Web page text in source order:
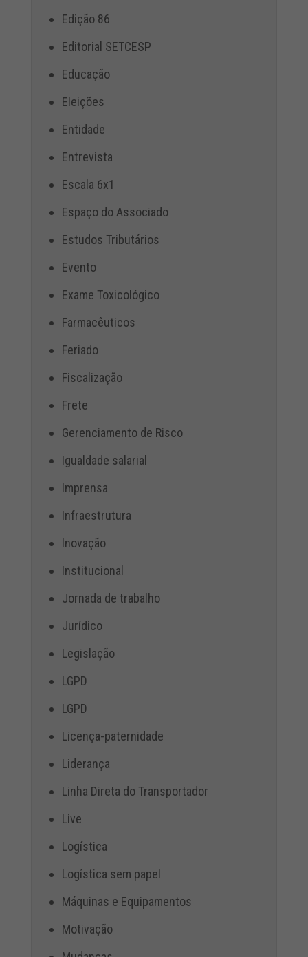
Edição 86
Editorial SETCESP
Educação
Eleições
Entidade
Entrevista
Escala 6x1
Espaço do Associado
Estudos Tributários
Evento
Exame Toxicológico
Farmacêuticos
Feriado
Fiscalização
Frete
Gerenciamento de Risco
Igualdade salarial
Imprensa
Infraestrutura
Inovação
Institucional
Jornada de trabalho
Jurídico
Legislação
LGPD
LGPD
Licença-paternidade
Liderança
Linha Direta do Transportador
Live
Logística
Logística sem papel
Máquinas e Equipamentos
Motivação